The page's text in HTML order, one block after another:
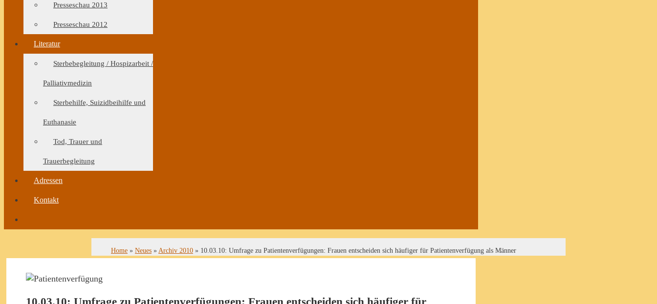
Presseschau 2013
Presseschau 2012
Literatur
Sterbebegleitung / Hospizarbeit /
Palliativmedizin
Sterbehilfe, Suizidbeihilfe und
Euthanasie
Tod, Trauer und
Trauerbegleitung
Adressen
Kontakt
Home » Neues » Archiv 2010 » 10.03.10: Umfrage zu Patientenverfügungen: Frauen entscheiden sich häufiger für Patientenverfügung als Männer